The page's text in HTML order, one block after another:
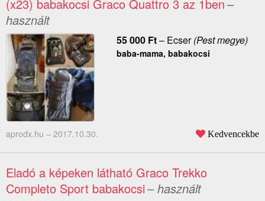
(x23) babakocsi Graco Quattro 3 az 1ben–
használt
55 000 Ft– Ecser(Pest megye)
baba-mama, babakocsi
aprodx.hu – 2017.10.30. Kedvencekbe
Eladó a képeken látható Graco Trekko
Completo Sport babakocsi– használt